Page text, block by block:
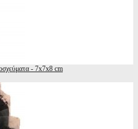
- 7x7x8 cm